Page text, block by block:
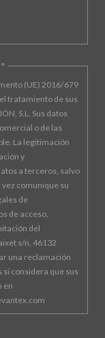
*
(UE) 2016/679
tratamiento de sus
S.L. Sus datos
o de las
La legitimación
y
a terceros, salvo
comunique su
de
de acceso,
del
s/n, 46132
una reclamación
si considera que sus
en